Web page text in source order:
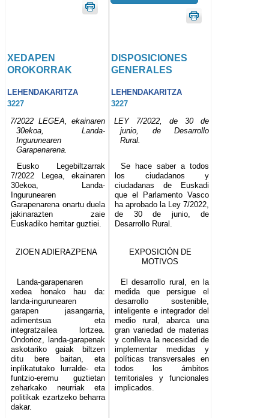
XEDAPEN
OROKORRAK
DISPOSICIONES
GENERALES
LEHENDAKARITZA
LEHENDAKARITZA
3227
3227
7/2022 LEGEA, ekainaren
30ekoa, Landa-
Ingurunearen
Garapenarena.
LEY 7/2022, de 30 de
junio, de Desarrollo
Rural.
Eusko Legebiltzarrak
7/2022 Legea, ekainaren
30ekoa, Landa-
Ingurunearen
Garapenarena onartu duela
jakinarazten zaie
Euskadiko herritar guztiei.
Se hace saber a todos
los ciudadanos y
ciudadanas de Euskadi
que el Parlamento Vasco
ha aprobado la Ley 7/2022,
de 30 de junio, de
Desarrollo Rural.
ZIOEN ADIERAZPENA
EXPOSICIÓN DE
MOTIVOS
Landa-garapenaren
xedea honako hau da:
landa-ingurunearen
garapen jasangarria,
adimentsua eta
integratzailea lortzea.
Ondorioz, landa-garapenak
askotariko gaiak biltzen
ditu bere baitan, eta
inplikatutako lurralde- eta
funtzio-eremu guztietan
zeharkako neurriak eta
politikak ezartzeko beharra
dakar.
El desarrollo rural, en la
medida que persigue el
desarrollo sostenible,
inteligente e integrador del
medio rural, abarca una
gran variedad de materias
y conlleva la necesidad de
implementar medidas y
políticas transversales en
todos los ámbitos
territoriales y funcionales
implicados.